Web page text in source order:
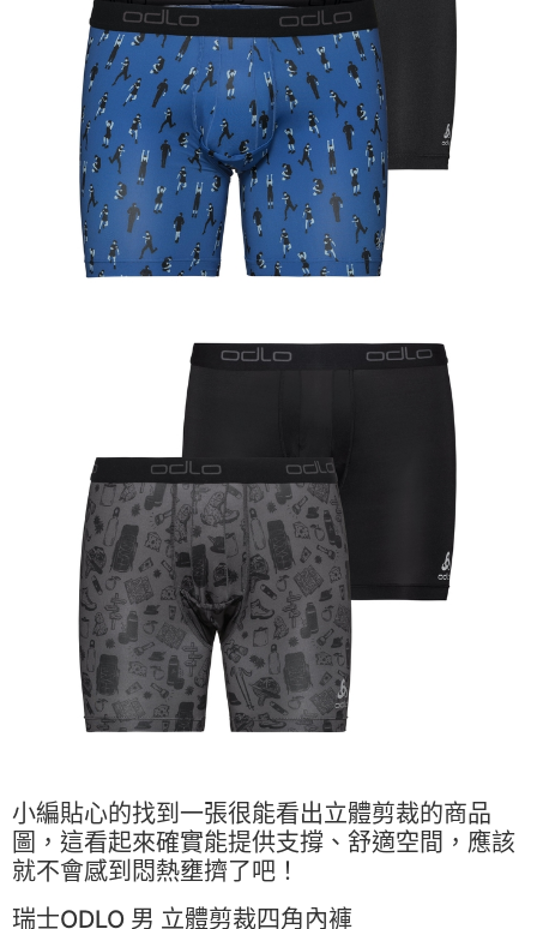
小編貼心的找到一張很能看出立體剪裁的商品
圖，這看起來確實能提供支撐、舒適空間，應該
就不會感到悶熱壅擠了吧！
瑞士ODLO 男 立體剪裁四角內褲